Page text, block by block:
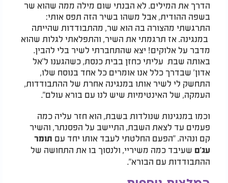
הדרך את המילים. לא הבנתי שום מילה ממה שהוא שר
בשפה ההודית, אבל משהו בשיר הזה תפס אותי:
התרגשתי מהצורה בה הוא שר, מהתבודדות שהייתה
במנגינה. אז תרגמתי את השיר, והתפלאתי לגלות שהוא
מדבר על אלוקים! יצא שהתחברתי לשיר בלי להבין.
באותה שבת עליתי כחזן בבית כנסת, כשהגענו ל'אל
אדון' שבדרך כלל אנו אומרים כל אחד בנוסח שלו,
התחשק לי לשיר אותו במנגינה אחרת של ההתבודדות,
העמקה, של האינטימיות שיש לנו עם בורא עולם".
וכמו במנגינות שנולדות בשבת, הוא חזר עליה כמה
פעמים עד לצאת השבת, התיישב על הפסנתר, והשיר
קם ונהיה. "הפעם החלטתי לעבד אותו יחד עם תומר
עג'ם שעיבד כמה משיריי, ולנסוך בו את התחושה של
ההתבודדות עם הבורא".